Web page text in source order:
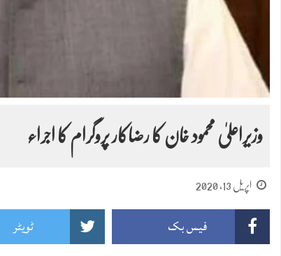
وزیراعلیٰ محمود خان کا رضاکار پروگرام کا اجراء
اپریل 13, 2020
فیس بک ٹویٹر